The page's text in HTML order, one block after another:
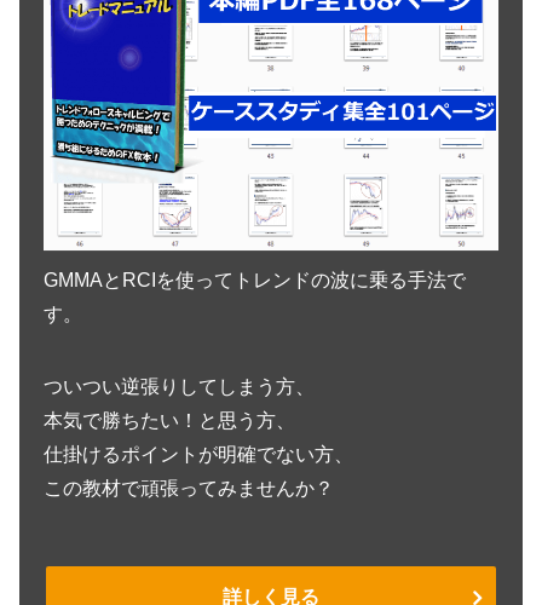
GMMAとRCIを使ってトレンドの波に乗る手法で
す。
ついつい逆張りしてしまう方、
本気で勝ちたい！と思う方、
仕掛けるポイントが明確でない方、
この教材で頑張ってみませんか？
詳しく見る